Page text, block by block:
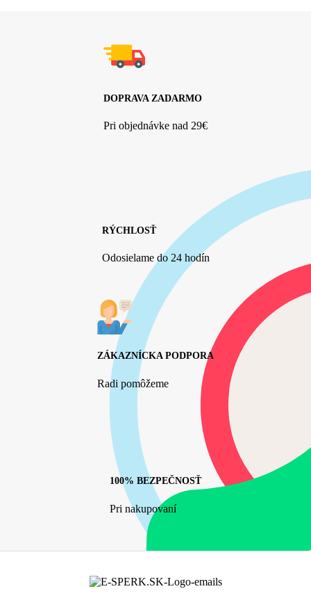
DOPRAVA ZADARMO
Pri objednávke nad 29€
RÝCHLOSŤ
Odosielame do 24 hodín
ZÁKAZNÍCKA PODPORA
Radi pomôžeme
100% BEZPEČNOSŤ
Pri nakupovaní